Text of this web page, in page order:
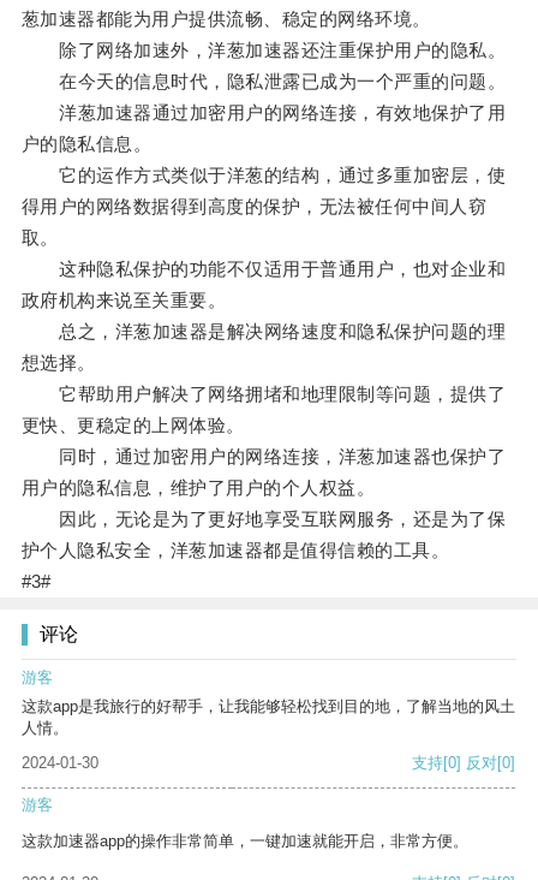
葱加速器都能为用户提供流畅、稳定的网络环境。
除了网络加速外，洋葱加速器还注重保护用户的隐私。
在今天的信息时代，隐私泄露已成为一个严重的问题。
洋葱加速器通过加密用户的网络连接，有效地保护了用
户的隐私信息。
它的运作方式类似于洋葱的结构，通过多重加密层，使
得用户的网络数据得到高度的保护，无法被任何中间人窃
取。
这种隐私保护的功能不仅适用于普通用户，也对企业和
政府机构来说至关重要。
总之，洋葱加速器是解决网络速度和隐私保护问题的理
想选择。
它帮助用户解决了网络拥堵和地理限制等问题，提供了
更快、更稳定的上网体验。
同时，通过加密用户的网络连接，洋葱加速器也保护了
用户的隐私信息，维护了用户的个人权益。
因此，无论是为了更好地享受互联网服务，还是为了保
护个人隐私安全，洋葱加速器都是值得信赖的工具。
#3#
评论
游客
这款app是我旅行的好帮手，让我能够轻松找到目的地，了解当地的风土
人情。
2024-01-30
支持[0] 反对[0]
游客
这款加速器app的操作非常简单，一键加速就能开启，非常方便。